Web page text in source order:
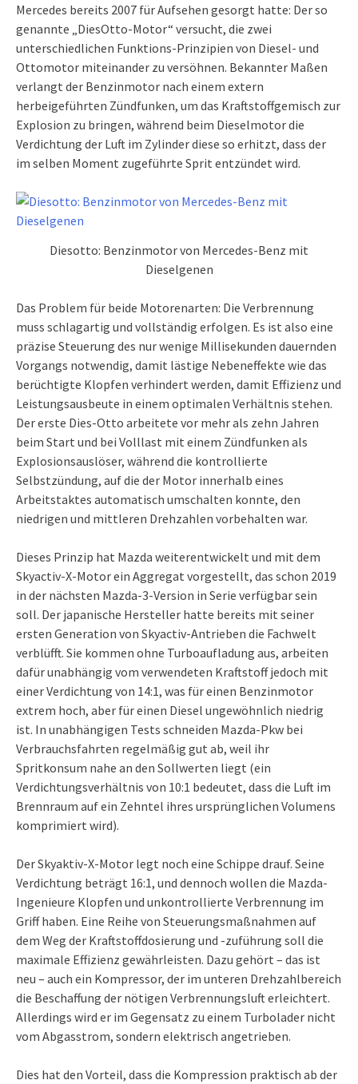
Mercedes bereits 2007 für Aufsehen gesorgt hatte: Der so
genannte „DiesOtto-Motor“ versucht, die zwei
unterschiedlichen Funktions-Prinzipien von Diesel- und
Ottomotor miteinander zu versöhnen. Bekannter Maßen
verlangt der Benzinmotor nach einem extern
herbeigeführten Zündfunken, um das Kraftstoffgemisch zur
Explosion zu bringen, während beim Dieselmotor die
Verdichtung der Luft im Zylinder diese so erhitzt, dass der
im selben Moment zugeführte Sprit entzündet wird.
Diesotto: Benzinmotor von Mercedes-Benz mit
Dieselgenen
Das Problem für beide Motorenarten: Die Verbrennung
muss schlagartig und vollständig erfolgen. Es ist also eine
präzise Steuerung des nur wenige Millisekunden dauernden
Vorgangs notwendig, damit lästige Nebeneffekte wie das
berüchtigte Klopfen verhindert werden, damit Effizienz und
Leistungsausbeute in einem optimalen Verhältnis stehen.
Der erste Dies-Otto arbeitete vor mehr als zehn Jahren
beim Start und bei Volllast mit einem Zündfunken als
Explosionsauslöser, während die kontrollierte
Selbstzündung, auf die der Motor innerhalb eines
Arbeitstaktes automatisch umschalten konnte, den
niedrigen und mittleren Drehzahlen vorbehalten war.
Dieses Prinzip hat Mazda weiterentwickelt und mit dem
Skyactiv-X-Motor ein Aggregat vorgestellt, das schon 2019
in der nächsten Mazda-3-Version in Serie verfügbar sein
soll. Der japanische Hersteller hatte bereits mit seiner
ersten Generation von Skyactiv-Antrieben die Fachwelt
verblüfft. Sie kommen ohne Turboaufladung aus, arbeiten
dafür unabhängig vom verwendeten Kraftstoff jedoch mit
einer Verdichtung von 14:1, was für einen Benzinmotor
extrem hoch, aber für einen Diesel ungewöhnlich niedrig
ist. In unabhängigen Tests schneiden Mazda-Pkw bei
Verbrauchsfahrten regelmäßig gut ab, weil ihr
Spritkonsum nahe an den Sollwerten liegt (ein
Verdichtungsverhältnis von 10:1 bedeutet, dass die Luft im
Brennraum auf ein Zehntel ihres ursprünglichen Volumens
komprimiert wird).
Der Skyaktiv-X-Motor legt noch eine Schippe drauf. Seine
Verdichtung beträgt 16:1, und dennoch wollen die Mazda-
Ingenieure Klopfen und unkontrollierte Verbrennung im
Griff haben. Eine Reihe von Steuerungsmaßnahmen auf
dem Weg der Kraftstoffdosierung und -zuführung soll die
maximale Effizienz gewährleisten. Dazu gehört – das ist
neu – auch ein Kompressor, der im unteren Drehzahlbereich
die Beschaffung der nötigen Verbrennungsluft erleichtert.
Allerdings wird er im Gegensatz zu einem Turbolader nicht
vom Abgasstrom, sondern elektrisch angetrieben.
Dies hat den Vorteil, dass die Kompression praktisch ab der